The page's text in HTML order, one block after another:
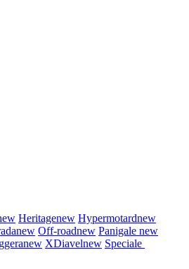
Heritagenew Hypermotardnew
new Off-roadnew Panigale new
new XDiavelnew Speciale